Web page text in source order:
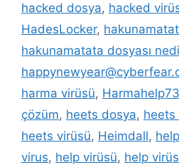
hacked dosya, hacked
HadesLocker,
hakunamatata dosyası
harma virüsü,
çözüm, heets dosya, heets
heets virüsü, Heimdall, help
virus, help virüsü, help